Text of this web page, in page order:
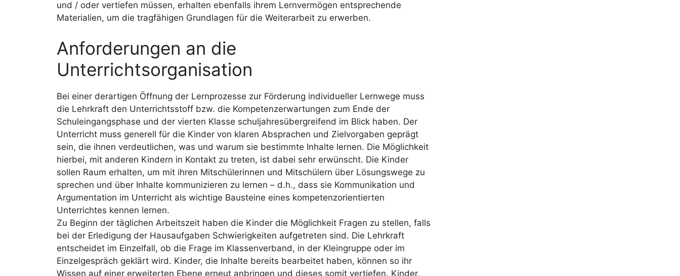
und / oder vertiefen müssen, erhalten ebenfalls ihrem Lernvermögen entsprechende
Materialien, um die tragfähigen Grundlagen für die Weiterarbeit zu erwerben.
Anforderungen an die
Unterrichtsorganisation
Bei einer derartigen Öffnung der Lernprozesse zur Förderung individueller Lernwege muss
die Lehrkraft den Unterrichtsstoff bzw. die Kompetenzerwartungen zum Ende der
Schuleingangsphase und der vierten Klasse schuljahresübergreifend im Blick haben. Der
Unterricht muss generell für die Kinder von klaren Absprachen und Zielvorgaben geprägt
sein, die ihnen verdeutlichen, was und warum sie bestimmte Inhalte lernen. Die Möglichkeit
hierbei, mit anderen Kindern in Kontakt zu treten, ist dabei sehr erwünscht. Die Kinder
sollen Raum erhalten, um mit ihren Mitschülerinnen und Mitschülern über Lösungswege zu
sprechen und über Inhalte kommunizieren zu lernen – d.h., dass sie Kommunikation und
Argumentation im Unterricht als wichtige Bausteine eines kompetenzorientierten
Unterrichtes kennen lernen.
Zu Beginn der täglichen Arbeitszeit haben die Kinder die Möglichkeit Fragen zu stellen, falls
bei der Erledigung der Hausaufgaben Schwierigkeiten aufgetreten sind. Die Lehrkraft
entscheidet im Einzelfall, ob die Frage im Klassenverband, in der Kleingruppe oder im
Einzelgespräch geklärt wird. Kinder, die Inhalte bereits bearbeitet haben, können so ihr
Wissen auf einer erweiterten Ebene erneut anbringen und dieses somit vertiefen. Kinder,